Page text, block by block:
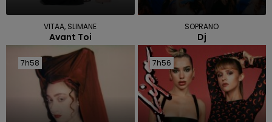
VITAA, SLIMANE
Avant Toi
SOPRANO
Dj
7h58
7h58 7h56
7h56